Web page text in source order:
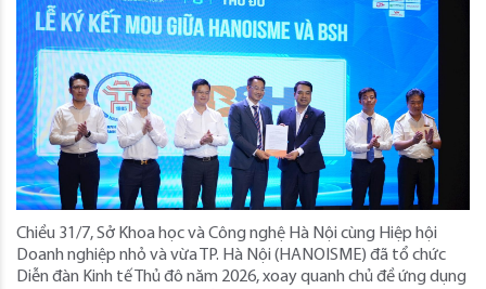
Chiều 31/7, Sở Khoa học và Công nghệ Hà Nội cùng Hiệp hội
Doanh nghiệp nhỏ và vừa TP. Hà Nội (HANOISME) đã tổ chức
Diễn đàn Kinh tế Thủ đô năm 2026, xoay quanh chủ đề ứng dụng